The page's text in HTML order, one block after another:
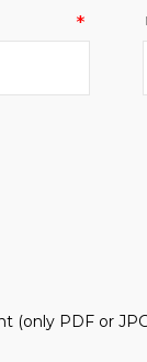
(only PDF or